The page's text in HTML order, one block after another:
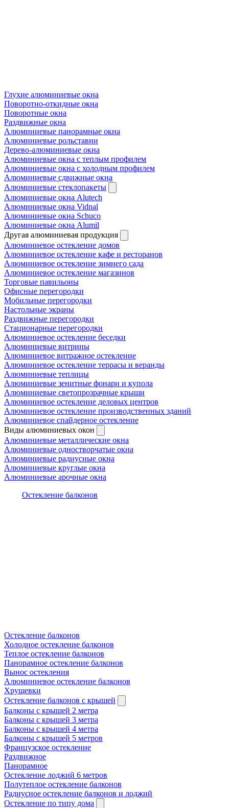
Глухие алюминиевые окна
Поворотно-откидные окна
Поворотные окна
Раздвижные окна
Алюминиевые панорамные окна
Алюминиевые рольставни
Дерево-алюминиевые окна
Алюминиевые окна с теплым профилем
Алюминиевые окна с холодным профилем
Алюминиевые сдвижные окна
Алюминиевые стеклопакеты
Алюминиевые окна Alutech
Алюминиевые окна Vidnal
Алюминиевые окна Schuco
Алюминиевые окна Alumil
Другая алюминиевая продукция
Алюминиевое остекление домов
Алюминиевое остекление кафе и ресторанов
Алюминиевое остекление зимнего сада
Алюминиевое остекление магазинов
Торговые павильоны
Офисные перегородки
Мобильные перегородки
Настольные экраны
Раздвижные перегородки
Стационарные перегородки
Алюминиевое остекление беседки
Алюминиевые витрины
Алюминиевое витражное остекление
Алюминиевое остекление террасы и веранды
Алюминиевые теплицы
Алюминиевые зенитные фонари и купола
Алюминиевые светопрозрачные крыши
Алюминиевое остекление деловых центров
Алюминиевое остекление производственных зданий
Алюминиевое спайдерное остекление
Виды алюминиевых окон
Алюминиевые металлические окна
Алюминиевые одностворчатые окна
Алюминиевые радиусные окна
Алюминиевые круглые окна
Алюминиевые арочные окна
Остекление балконов
Остекление балконов
Холодное остекление балконов
Теплое остекление балконов
Панорамное остекление балконов
Вынос остекления
Алюминиевое остекление балконов
Хрущевки
Остекление балконов с крышей
Балконы с крышей 2 метра
Балконы с крышей 3 метра
Балконы с крышей 4 метра
Балконы с крышей 5 метров
Французское остекление
Раздвижное
Панорамное
Остекление лоджий 6 метров
Полутеплое остекление балконов
Радиусное остекление балконов и лоджий
Остекление по типу дома